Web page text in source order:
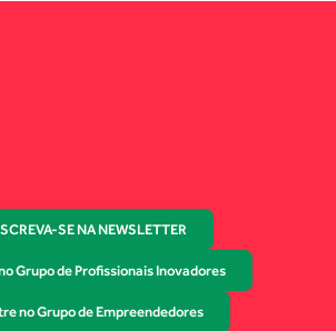
SE NA NEWSLETTER
Grupo de Profissionais Inovadores
no Grupo de Empreendedores